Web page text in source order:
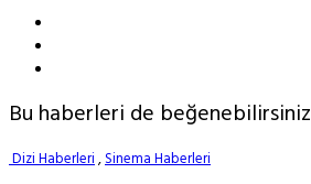
Bu haberleri de beğenebilirsiniz
Dizi Haberleri,Sinema Haberleri